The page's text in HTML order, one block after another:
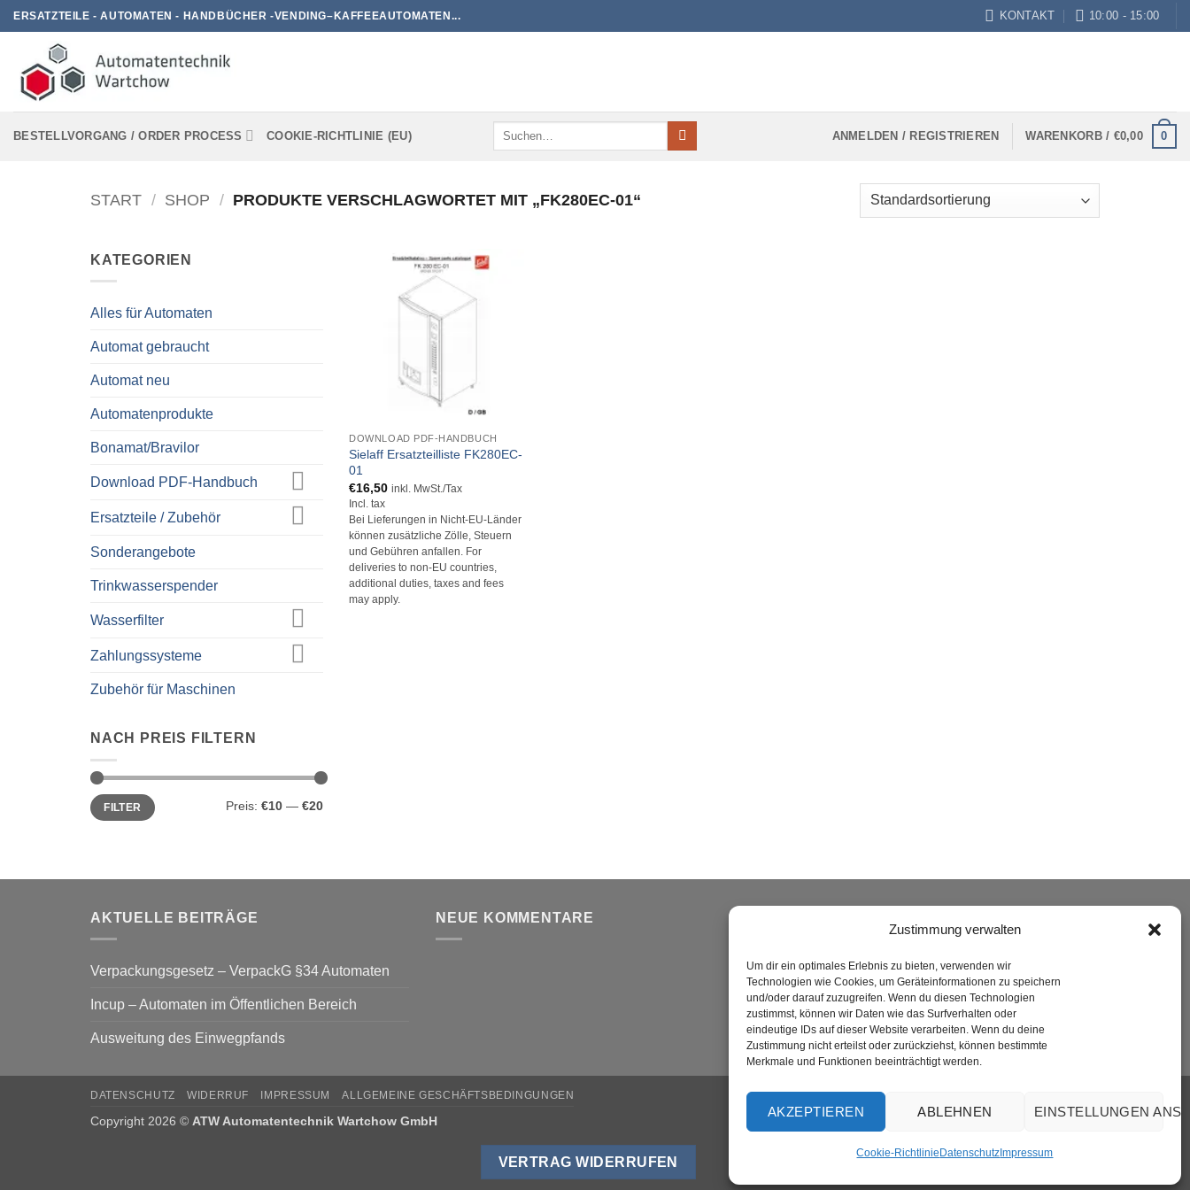
Zustimmung verwalten
Um dir ein optimales Erlebnis zu bieten, verwenden wir
Technologien wie Cookies, um Geräteinformationen zu speichern
und/oder darauf zuzugreifen. Wenn du diesen Technologien
zustimmst, können wir Daten wie das Surfverhalten oder
eindeutige IDs auf dieser Website verarbeiten. Wenn du deine
Zustimmung nicht erteilst oder zurückziehst, können bestimmte
Merkmale und Funktionen beeinträchtigt werden.
AKZEPTIEREN ABLEHNEN EINSTELLUNGEN
Cookie-Richtlinie Datenschutz Impressum
Zum
Inhalt
springen
ERSATZTEILE - AUTOMATEN - HANDBÜCHER -VENDING–KAFFEEAUTOMATEN... KONTAKT 10:00 - 15:00
BESTELLVORGANG / ORDER PROCESS COOKIE-RICHTLINIE (EU)
Suchen
ANMELDEN / REGISTRIEREN WARENKORB / €0,00 0
START / SHOP / PRODUKTE VERSCHLAGWORTET MIT „FK280EC-01“
KATEGORIEN
Alles für Automaten
Automat gebraucht
Automat neu
Automatenprodukte
Bonamat/Bravilor
Download PDF-Handbuch
Ersatzteile / Zubehör
Sonderangebote
Trinkwasserspender
Wasserfilter
Zahlungssysteme
Zubehör für Maschinen
NACH PREIS FILTERN
Min.
Preis
Max.
PreisFILTER Preis: €10— €20
DOWNLOAD PDF-HANDBUCH
Sielaff Ersatzteilliste FK280EC-
01
€16,50 inkl. MwSt./Tax
Incl. tax
Bei Lieferungen in Nicht-EU-Länder
können zusätzliche Zölle, Steuern
und Gebühren anfallen. For
deliveries to non-EU countries,
additional duties, taxes and fees
may apply.
AKTUELLE BEITRÄGE
Verpackungsgesetz – VerpackG §34 Automaten
Incup – Automaten im Öffentlichen Bereich
Ausweitung des Einwegpfands
NEUE KOMMENTARE
PayPal MasterCardRechung GiroPay
DATENSCHUTZ WIDERRUF IMPRESSUM ALLGEMEINE GESCHÄFTSBEDINGUNGEN
Copyright 2026 © ATW Automatentechnik Wartchow GmbH
VERTRAG WIDERRUFEN